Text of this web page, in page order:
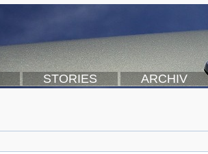
STORIES ARCHIV